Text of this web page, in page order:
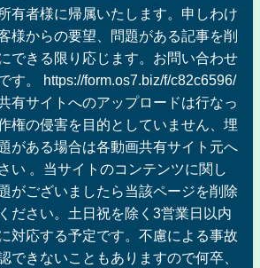
有者様に帰属いたします。申しわけ
様からの要望、問題がある記事を削
できる限り応じます。お問い合わせ
す。 https://form.os7.biz/f/c82c6596/
有サイトへのアップロードは行なっ
権の侵害を目的としていません、埋
がある場合は各動画共有サイト元へ
い 。当サイトのコンテンツに関し
がございましたら当該ページを削除
ださい。土日祝を除く3営業日以内
対応する予定です。不慮による事故
できないこともありますので何卒、